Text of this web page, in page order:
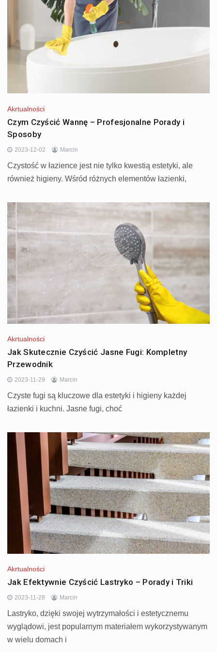
Akrtualności
Czym Czyścić Wannę – Profesjonalne Porady i
Sposoby
2023-12-02 Marcin
Czystość w łazience jest nie tylko kwestią estetyki, ale
również higieny. Wśród różnych elementów łazienki,
Akrtualności
Jak Skutecznie Czyścić Jasne Fugi: Kompletny
Przewodnik
2023-11-29 Marcin
Czyste fugi są kluczowe dla estetyki i higieny każdej
łazienki i kuchni. Jasne fugi, choć
Akrtualności
Jak Efektywnie Czyścić Lastryko – Porady i Triki
2023-11-28 Marcin
Lastryko, dzięki swojej wytrzymałości i estetycznemu
wyglądowi, jest popularnym materiałem wykorzystywanym
w wielu domach i